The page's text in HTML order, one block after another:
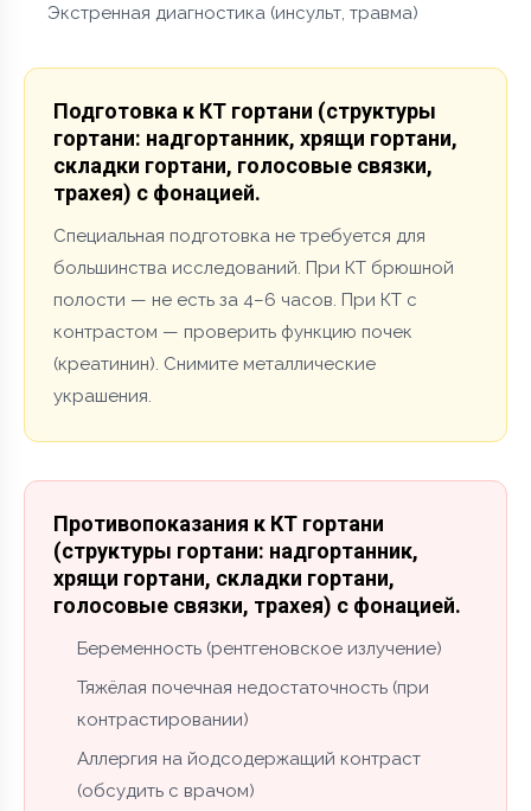
Экстренная диагностика (инсульт, травма)
Подготовка к КТ гортани (структуры
гортани: надгортанник, хрящи гортани,
складки гортани, голосовые связки,
трахея) с фонацией.
Специальная подготовка не требуется для
большинства исследований. При КТ брюшной
полости — не есть за 4–6 часов. При КТ с
контрастом — проверить функцию почек
(креатинин). Снимите металлические
украшения.
Противопоказания к КТ гортани
(структуры гортани: надгортанник,
хрящи гортани, складки гортани,
голосовые связки, трахея) с фонацией.
Беременность (рентгеновское излучение)
Тяжёлая почечная недостаточность (при
контрастировании)
Аллергия на йодсодержащий контраст
(обсудить с врачом)